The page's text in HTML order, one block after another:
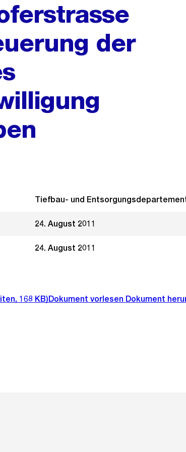
der
Tiefbau- und
24. August 2011
24. August 2011
168 KB)Dokument vorlesen Dokument